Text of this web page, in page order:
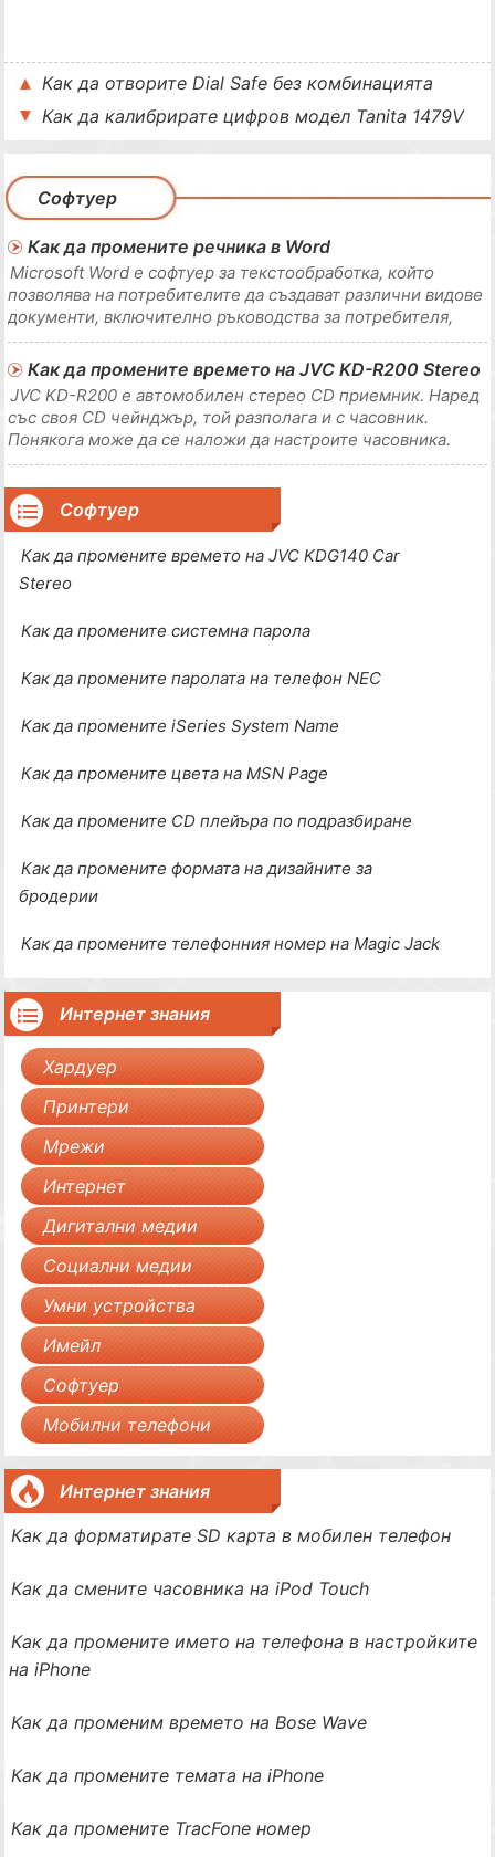
Как да отворите Dial Safe без комбинацията
Как да калибрирате цифров модел Tanita 1479V
Софтуер
Как да промените речника в Word
Microsoft Word е софтуер за текстообработка, който
позволява на потребителите да създават различни видове
документи, включително ръководства за потребителя,
есета, ръководства, романи, адресни етикети и листовки.
Word също включва много функции, които ви помагат да
редактирате документите си. Всички
Как да промените времето на JVC KD-R200 Stereo
JVC KD-R200 е автомобилен стерео CD приемник. Наред
със своя CD чейнджър, той разполага и с часовник.
Понякога може да се наложи да настроите часовника.
Това отнема около една минута. Стъпка 1 Намерете
последния бутон вляво под дисплея. Той ще има линия в
средата и може да каже SEL над него. Нат
Софтуер
Как да промените времето на JVC KDG140 Car
Stereo
Как да промените системна парола
Как да промените паролата на телефон NEC
Как да промените iSeries System Name
Как да промените цвета на MSN Page
Как да промените CD плейъра по подразбиране
Как да промените формата на дизайните за
бродерии
Как да промените телефонния номер на Magic Jack
Интернет знания
Хардуер
Принтери
Мрежи
Интернет
Дигитални медии
Социални медии
Умни устройства
Имейл
Софтуер
Мобилни телефони
Интернет знания
Как да форматирате SD карта в мобилен телефон
Как да смените часовника на iPod Touch
Как да промените името на телефона в настройките
на iPhone
Как да променим времето на Bose Wave
Как да промените темата на iPhone
Как да промените TracFone номер